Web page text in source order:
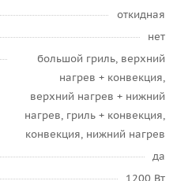
откидная
нет
большой гриль, верхний
нагрев + конвекция,
верхний нагрев + нижний
нагрев, гриль + конвекция,
конвекция, нижний нагрев
да
1200 Вт